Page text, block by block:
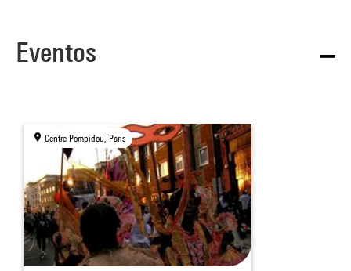
Eventos
Centre Pompidou, Paris